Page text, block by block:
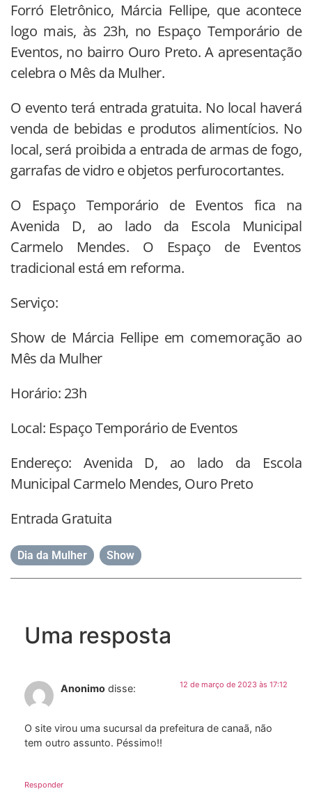
Forró Eletrônico, Márcia Fellipe, que acontece
logo mais, às 23h, no Espaço Temporário de
Eventos, no bairro Ouro Preto. A apresentação
celebra o Mês da Mulher.
O evento terá entrada gratuita. No local haverá
venda de bebidas e produtos alimentícios. No
local, será proibida a entrada de armas de fogo,
garrafas de vidro e objetos perfurocortantes.
O Espaço Temporário de Eventos fica na
Avenida D, ao lado da Escola Municipal
Carmelo Mendes. O Espaço de Eventos
tradicional está em reforma.
Serviço:
Show de Márcia Fellipe em comemoração ao
Mês da Mulher
Horário: 23h
Local: Espaço Temporário de Eventos
Endereço: Avenida D, ao lado da Escola
Municipal Carmelo Mendes, Ouro Preto
Entrada Gratuita
Dia da Mulher Show
Uma resposta
Anonimo disse: 12 de março de 2023 às 17:12
O site virou uma sucursal da prefeitura de canaã, não
tem outro assunto. Péssimo!!
Responder